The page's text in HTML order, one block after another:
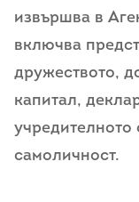
извършва в
включва
дружеството,
капитал,
учредителното
самоличност.